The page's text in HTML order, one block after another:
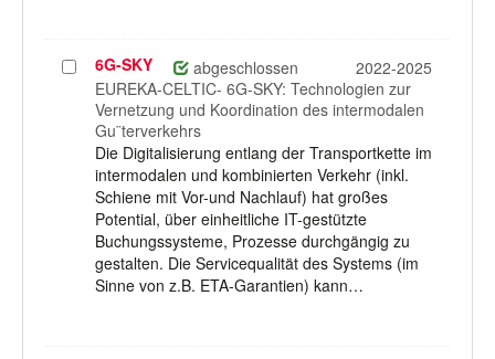
Projekt
auswählen
6G-SKY abgeschlossen
2022-2025
EUREKA-CELTIC- 6G-SKY: Technologien zur
Vernetzung und Koordination des intermodalen
Gu¨terverkehrs
Die Digitalisierung entlang der Transportkette im
intermodalen und kombinierten Verkehr (inkl.
Schiene mit Vor-und Nachlauf) hat großes
Potential, über einheitliche IT-gestützte
Buchungssysteme, Prozesse durchgängig zu
gestalten. Die Servicequalität des Systems (im
Sinne von z.B. ETA-Garantien) kann…